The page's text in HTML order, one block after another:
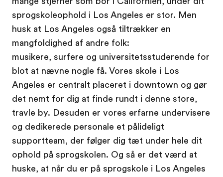
sprogskoleophold i Los Angeles er stor. Men
husk at Los Angeles også tiltrækker en
mangfoldighed af andre folk:
musikere, surfere og universitetsstuderende for
blot at nævne nogle få. Vores skole i Los
Angeles er centralt placeret i downtown og gør
det nemt for dig at finde rundt i denne store,
travle by. Desuden er vores erfarne undervisere
og dedikerede personale et pålideligt
supportteam, der følger dig tæt under hele dit
ophold på sprogskolen. Og så er det værd at
huske, at når du er på sprogskole i Los Angeles